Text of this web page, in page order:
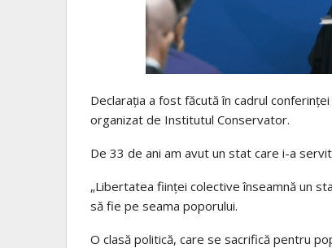
Declarația a fost făcută în cadrul
organizat de Institutul Conservator.
De 33 de ani am avut un stat care i-a
„Libertatea ființei colective înseamnă un
să fie pe seama poporului.
O clasă politică, care se sacrifică pentru